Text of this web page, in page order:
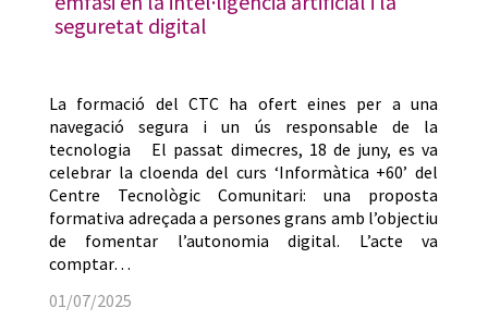
seguretat digital
La formació del CTC ha ofert eines per a una
navegació segura i un ús responsable de la
tecnologia El passat dimecres, 18 de juny, es va
celebrar la cloenda del curs ‘Informàtica +60’ del
Centre Tecnològic Comunitari: una proposta
formativa adreçada a persones grans amb l’objectiu
de fomentar l’autonomia digital. L’acte va
comptar…
01/07/2025